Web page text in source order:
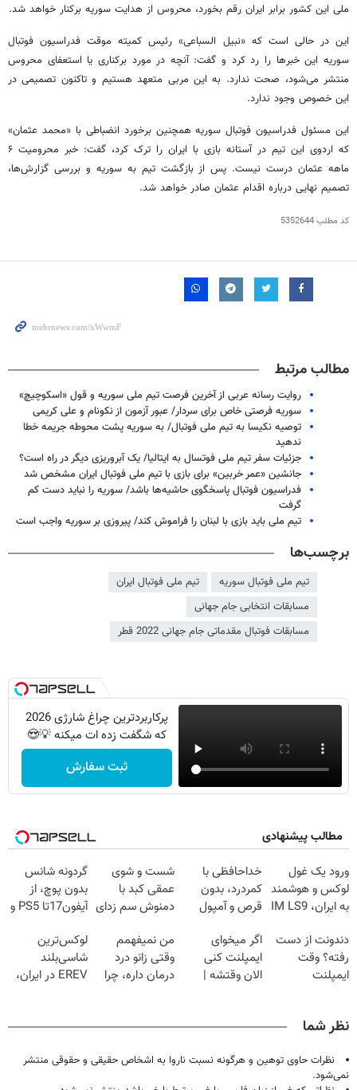
ملی این کشور برابر ایران رقم بخورد، محروس از هدایت سوریه برکنار خواهد شد.
این در حالی است که «نبیل السباعی» رئیس کمیته موقت فدراسیون فوتبال
سوریه این خبرها را رد کرد و گفت: آنچه در مورد برکناری یا استعفای محروس
منتشر می‌شود، صحت ندارد. به این مربی متعهد هستیم و تاکنون تصمیمی در
این خصوص وجود ندارد.
این مسئول فدراسیون فوتبال سوریه همچنین برخورد انضباطی با «محمد عثمان»
که اردوی این تیم در آستانه بازی با ایران را ترک کرد، گفت: خبر محرومیت ۶
ماهه عثمان درست نیست. پس از بازگشت تیم به سوریه و بررسی گزارش‌ها،
تصمیم نهایی درباره اقدام عثمان صادر خواهد شد.
کد مطلب5352644
مطالب مرتبط
روایت رسانه عربی از آخرین فرصت تیم ملی سوریه و قول «اسکوچیچ»
سوریه فرصتی خاص برای سردار/ عبور آزمون از نکونام و علی کریمی
توصیه نکیسا به تیم ملی فوتبال/ به سوریه پشت محوطه جریمه خطا
ندهید
جزئیات سفر تیم ملی فوتسال به ایتالیا/ یک آبروریزی دیگر در راه است؟
جانشین «عمر خربین» برای بازی با تیم ملی فوتبال ایران مشخص شد
فدراسیون فوتبال پاسخگوی حاشیه‌ها باشد/ سوریه را نباید دست کم
گرفت
تیم ملی باید بازی با لبنان را فراموش کند/ پیروزی بر سوریه واجب است
برچسب‌ها
تیم ملی فوتبال سوریه
تیم ملی فوتبال ایران
مسابقات انتخابی جام جهانی
مسابقات فوتبال مقدماتی جام جهانی 2022 قطر
پرکاربردترین چراغ شارژی 2026
که شگفت زده ات میکنه 💡😍
ثبت سفارش
مطالب پیشنهادی
ورود یک غول
لوکس و هوشمند
به ایران، IM LS9
خداحافظی با
کمردرد، بدون
قرص و آمپول
شست و شوی
عمقی کبد با
دمنوش سم زدای
گردونه شانس
بدون پوچ، از
آیفون17تا PS5 و
دلار🔥
دندونت از دست
رفته؟ وقت
ایمپلنت
اگر میخوای
ایمپلنت کنی
الان وقتشه |
من نمیفهمم
وقتی زانو درد
درمان داره، چرا
لوکس‌ترین
شاسی‌بلند
EREV در ایران،
نظر شما
نظرات حاوی توهین و هرگونه نسبت ناروا به اشخاص حقیقی و حقوقی منتشر
نمی‌شود.